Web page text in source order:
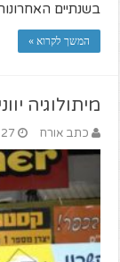
בשנתיים
המשך לקרוא »
מיתולוגיה
כתב אורח 27 באפריל 2018